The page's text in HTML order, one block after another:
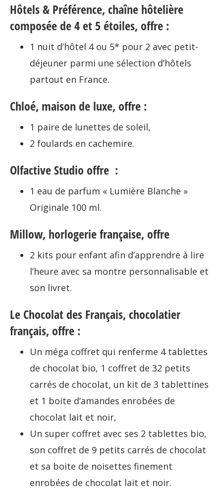
Hôtels & Préférence, chaîne hôtelière
composée de 4 et 5 étoiles, offre :
1 nuit d’hôtel 4 ou 5* pour 2 avec petit-
déjeuner parmi une sélection d’hôtels
partout en France.
Chloé, maison de luxe, offre :
1 paire de lunettes de soleil,
2 foulards en cachemire.
Olfactive Studio offre :
1 eau de parfum « Lumière Blanche »
Originale 100 ml.
Millow, horlogerie française, offre
2 kits pour enfant afin d’apprendre à lire
l’heure avec sa montre personnalisable et
son livret.
Le Chocolat des Français, chocolatier
français, offre :
Un méga coffret qui renferme 4 tablettes
de chocolat bio, 1 coffret de 32 petits
carrés de chocolat, un kit de 3 tablettines
et 1 boite d’amandes enrobées de
chocolat lait et noir,
Un super coffret avec ses 2 tablettes bio,
son coffret de 9 petits carrés de chocolat
et sa boite de noisettes finement
enrobées de chocolat lait et noir.